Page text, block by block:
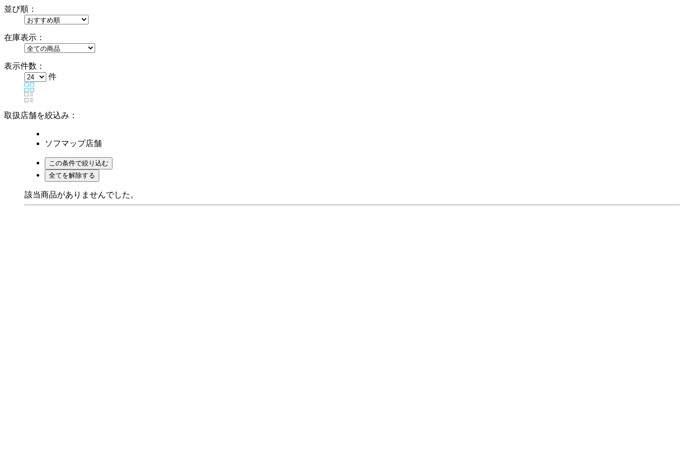
並び順：
在庫表示：
表示件数：
件
取扱店舗を絞込み：
ソフマップ店舗
該当商品がありませんでした。